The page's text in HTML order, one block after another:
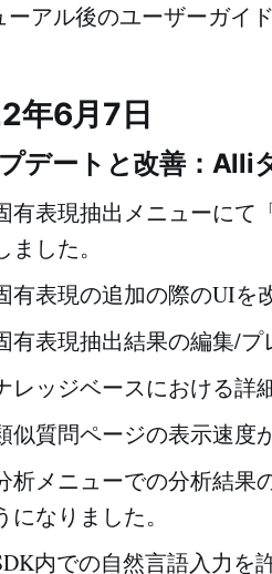
ーアル後のユーザーガイ
年6月7日
デートと改善：Alli
有表現抽出メニューにて
ました。
有表現の追加の際のUIを
有表現抽出結果の編集/プ
レッジベースにおける詳
似質問ページの表示速度
析メニューでの分析結果
になりました。
内での自然言語入力を